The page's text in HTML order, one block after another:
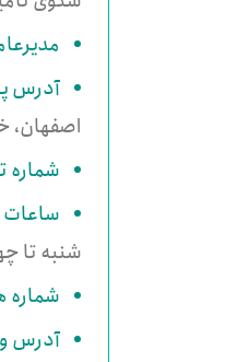
آدرس
اصفهان، خیابان 22 بهمن،
شماره تماس:
شنبه تا
شماره
آدرس